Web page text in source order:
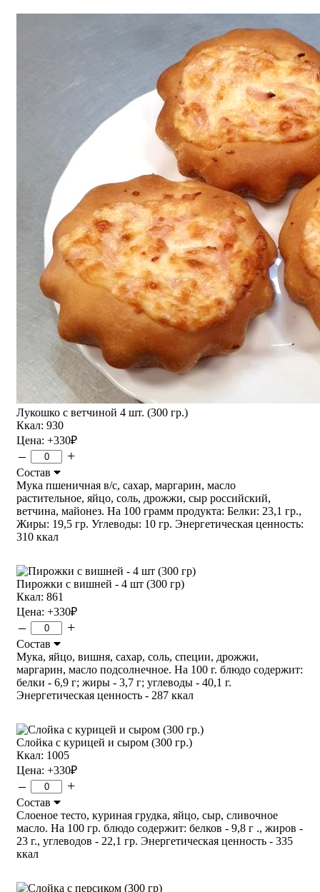
Лукошко с ветчиной 4 шт. (300 гр.)
Ккал: 930
Цена: +330₽
– +
Состав
Мука пшеничная в/с, сахар, маргарин, масло
растительное, яйцо, соль, дрожжи, сыр российский,
ветчина, майонез. На 100 грамм продукта: Белки: 23,1 гр.,
Жиры: 19,5 гр. Углеводы: 10 гр. Энергетическая ценность:
310 ккал
Пирожки с вишней - 4 шт (300 гр)
Ккал: 861
Цена: +330₽
– +
Состав
Мука, яйцо, вишня, сахар, соль, специи, дрожжи,
маргарин, масло подсолнечное. На 100 г. блюдо содержит:
белки - 6,9 г; жиры - 3,7 г; углеводы - 40,1 г.
Энергетическая ценность - 287 ккал
Слойка с курицей и сыром (300 гр.)
Ккал: 1005
Цена: +330₽
– +
Состав
Слоеное тесто, куриная грудка, яйцо, сыр, сливочное
масло. На 100 гр. блюдо содержит: белков - 9,8 г ., жиров -
23 г., углеводов - 22,1 гр. Энергетическая ценность - 335
ккал